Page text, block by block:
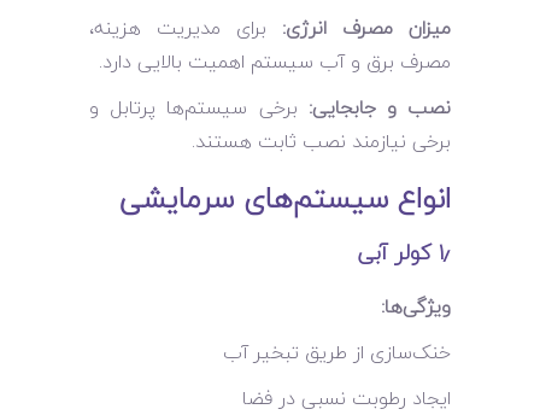
میزان مصرف انرژی: برای مدیریت هزینه،
مصرف برق و آب سیستم اهمیت بالایی دارد.
نصب و جابجایی: برخی سیستم‌ها پرتابل و
برخی نیازمند نصب ثابت هستند.
انواع سیستم‌های سرمایشی
۱٫ کولر آبی
ویژگی‌ها:
خنک‌سازی از طریق تبخیر آب
ایجاد رطوبت نسبی در فضا